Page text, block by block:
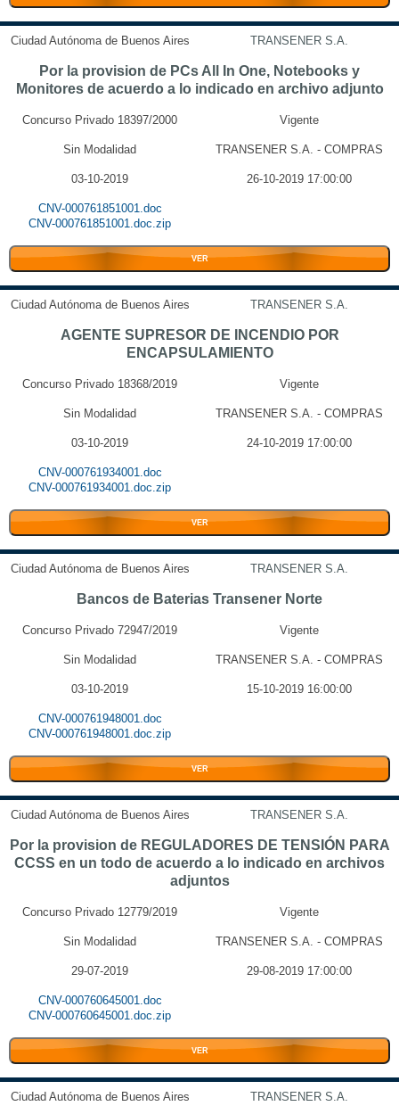
Ciudad Autónoma de Buenos Aires TRANSENER S.A.
Por la provision de PCs All In One, Notebooks y
Monitores de acuerdo a lo indicado en archivo adjunto
Concurso Privado 18397/2000 Vigente
Sin Modalidad TRANSENER S.A. - COMPRAS
03-10-2019 26-10-2019 17:00:00
CNV-000761851001.doc
CNV-000761851001.doc.zip
VER
Ciudad Autónoma de Buenos Aires TRANSENER S.A.
AGENTE SUPRESOR DE INCENDIO POR
ENCAPSULAMIENTO
Concurso Privado 18368/2019 Vigente
Sin Modalidad TRANSENER S.A. - COMPRAS
03-10-2019 24-10-2019 17:00:00
CNV-000761934001.doc
CNV-000761934001.doc.zip
VER
Ciudad Autónoma de Buenos Aires TRANSENER S.A.
Bancos de Baterias Transener Norte
Concurso Privado 72947/2019 Vigente
Sin Modalidad TRANSENER S.A. - COMPRAS
03-10-2019 15-10-2019 16:00:00
CNV-000761948001.doc
CNV-000761948001.doc.zip
VER
Ciudad Autónoma de Buenos Aires TRANSENER S.A.
Por la provision de REGULADORES DE TENSIÓN PARA
CCSS en un todo de acuerdo a lo indicado en archivos
adjuntos
Concurso Privado 12779/2019 Vigente
Sin Modalidad TRANSENER S.A. - COMPRAS
29-07-2019 29-08-2019 17:00:00
CNV-000760645001.doc
CNV-000760645001.doc.zip
VER
Ciudad Autónoma de Buenos Aires TRANSENER S.A.